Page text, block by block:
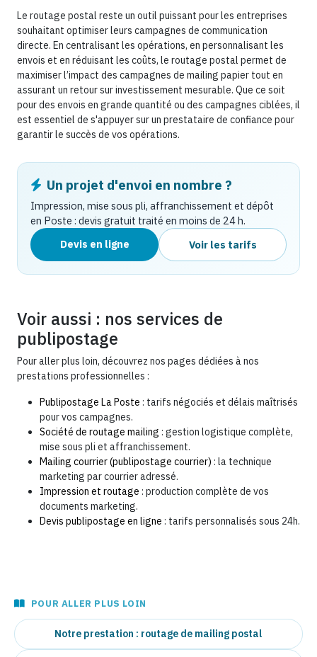
Le routage postal reste un outil puissant pour les entreprises
souhaitant optimiser leurs campagnes de communication
directe. En centralisant les opérations, en personnalisant les
envois et en réduisant les coûts, le routage postal permet de
maximiser l’impact des campagnes de mailing papier tout en
assurant un retour sur investissement mesurable. Que ce soit
pour des envois en grande quantité ou des campagnes ciblées, il
est essentiel de s'appuyer sur un prestataire de confiance pour
garantir le succès de vos opérations.
Un projet d'envoi en nombre ?
Impression, mise sous pli, affranchissement et dépôt
en Poste : devis gratuit traité en moins de 24 h.
Devis en ligne
Voir les tarifs
Voir aussi : nos services de
publipostage
Pour aller plus loin, découvrez nos pages dédiées à nos
prestations professionnelles :
Publipostage La Poste : tarifs négociés et délais maîtrisés
pour vos campagnes.
Société de routage mailing : gestion logistique complète,
mise sous pli et affranchissement.
Mailing courrier (publipostage courrier) : la technique
marketing par courrier adressé.
Impression et routage : production complète de vos
documents marketing.
Devis publipostage en ligne : tarifs personnalisés sous 24h.
POUR ALLER PLUS LOIN
Notre prestation : routage de mailing postal